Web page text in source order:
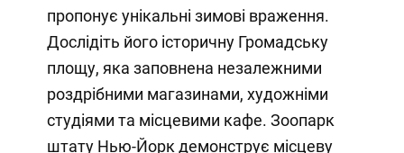
пропонує унікальні зимові враження.
Дослідіть його історичну Громадську
площу, яка заповнена незалежними
роздрібними магазинами, художніми
студіями та місцевими кафе. Зоопарк
штату Нью-Йорк демонструє місцеву